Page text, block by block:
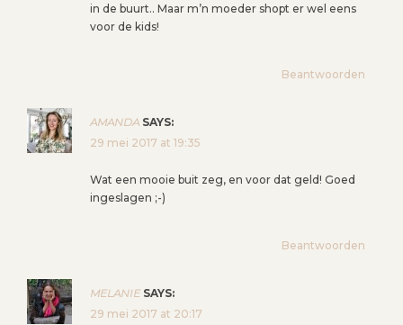
in de buurt.. Maar m’n moeder shopt er wel eens
voor de kids!
Beantwoorden
AMANDA SAYS:
29 mei 2017 at 19:35
Wat een mooie buit zeg, en voor dat geld! Goed
ingeslagen ;-)
Beantwoorden
MELANIE SAYS:
29 mei 2017 at 20:17